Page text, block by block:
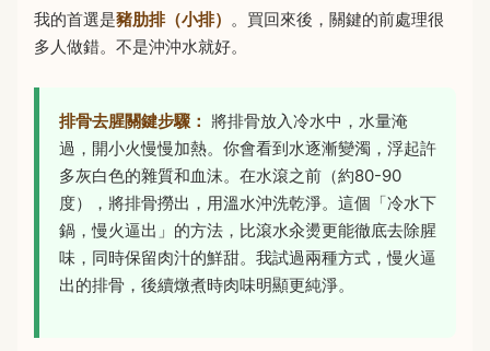
我的首選是豬肋排（小排） 。買回來後，關鍵的前處理很
多人做錯。不是沖沖水就好。
排骨去腥關鍵步驟： 將排骨放入冷水中，水量淹
過，開小火慢慢加熱。你會看到水逐漸變濁，浮起許
多灰白色的雜質和血沫。在水滾之前（約80-90
度），將排骨撈出，用溫水沖洗乾淨。這個「冷水下
鍋，慢火逼出」的方法，比滾水汆燙更能徹底去除腥
味，同時保留肉汁的鮮甜。我試過兩種方式，慢火逼
出的排骨，後續燉煮時肉味明顯更純淨。